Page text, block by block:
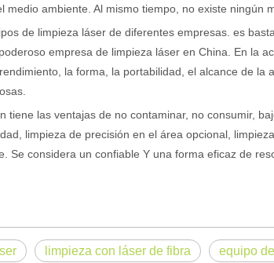
medio ambiente. Al mismo tiempo, no existe ningún
de limpieza láser de diferentes empresas. es
empresa de limpieza láser en China. En la
la forma, la portabilidad, el alcance de la
tiene las ventajas de no contaminar, no consumir,
limpieza de precisión en el área opcional,
Se considera un confiable Y una forma eficaz de
limpieza con láser de fibra equipo